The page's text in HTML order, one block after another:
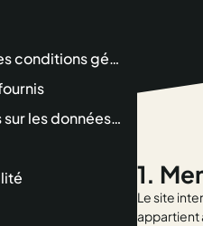
d'utilisation
techniques
1.
Le site
appartient